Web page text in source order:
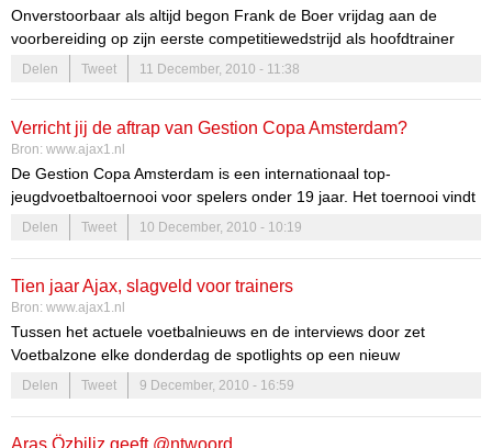
Onverstoorbaar als altijd begon Frank de Boer vrijdag aan de
voorbereiding op zijn eerste competitiewedstrijd als hoofdtrainer
van Ajax. De oefenmeester liet zich in de aanloop van het uitduel
van zondag met Vitesse niet meeslepen in de euforie over de
een shockeffect wilde hij ook niet spreken. ''Want ik denk dat we
altijd op die manier kunnen voetballen'', zei hij.
Delen Tweet 11 December, 2010 - 11:38
Verricht jij de aftrap van Gestion Copa Amsterdam?
Bron: www.ajax1.nl
De Gestion Copa Amsterdam is een internationaal top-
jeugdvoetbaltoernooi voor spelers onder 19 jaar. Het toernooi vindt
in 2010 voor de eerste keer plaats op de historische grond van het
Olympisch Stadion van Amsterdam. Op de atletiekbaan worden
het veld zit.
Historie
Delen Tweet 10 December, 2010 - 10:19
Tien jaar Ajax, slagveld voor trainers
Bron: www.ajax1.nl
Tussen het actuele voetbalnieuws en de interviews door zet
Voetbalzone elke donderdag de spotlights op een nieuw
onderwerp. In de rubriek VZ Profiel passeren spelers, trainers en
clubs uit binnen- en buitenland de revue en behandelen we
Delen Tweet 9 December, 2010 - 16:59
Aras Özbiliz geeft @ntwoord